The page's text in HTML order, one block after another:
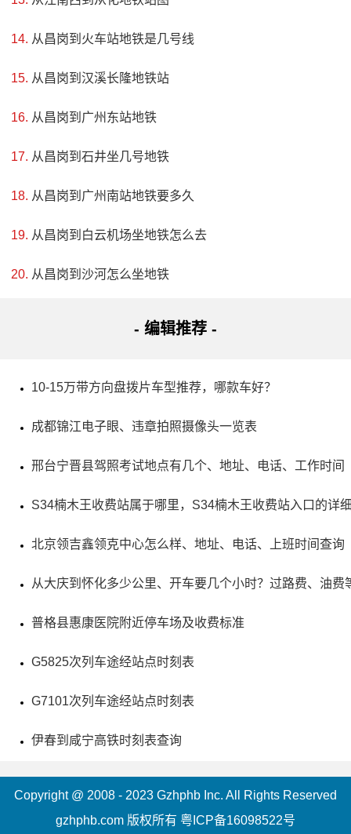
成的小组，经过多年发展已成为油画产业中的一支重要力
量。1989年开始，香港画商黄江在此租用民房进行油画的收
芬油画村以传统与现代相结合的艺术风格，吸引了海内外文
方面，不断探求新领域并逐步实现乡村向城市的跨越性发
4、锦绣中华·民俗文化村
评级：AAAAA & 全国重点文物保护单位
地址：广东省深圳市南山区沙河街道东方社区深南大道
9003号
百五十亩。园内近100个景点按照中国版图位置分布，让游客
感受到全国各地的风土人情和历史文化。此外，公园还提供
从昌岗到火车站地铁是几号线
从昌岗到汉溪长隆地铁站
从昌岗到广州东站地铁
从昌岗到石井坐几号地铁
从昌岗到广州南站地铁要多久
从昌岗到白云机场坐地铁怎么去
从昌岗到沙河怎么坐地铁
- 编辑推荐 -
10-15万带方向盘拨片车型推荐，哪款车好？
成都锦江电子眼、违章拍照摄像头一览表
邢台宁晋县驾照考试地点有几个、地址、电话、工作时间
S34楠木王收费站属于哪里，S34楠木王收费站入口的详
北京领吉鑫领克中心怎么样、地址、电话、上班时间查询
从大庆到怀化多少公里、开车要几个小时？过路费、油费
普格县惠康医院附近停车场及收费标准
G5825次列车途经站点时刻表
G7101次列车途经站点时刻表
伊春到咸宁高铁时刻表查询
Copyright @ 2008 - 2023 Gzhphb Inc. All Rights Reserved
gzhphb.com 版权所有 粤ICP备16098522号